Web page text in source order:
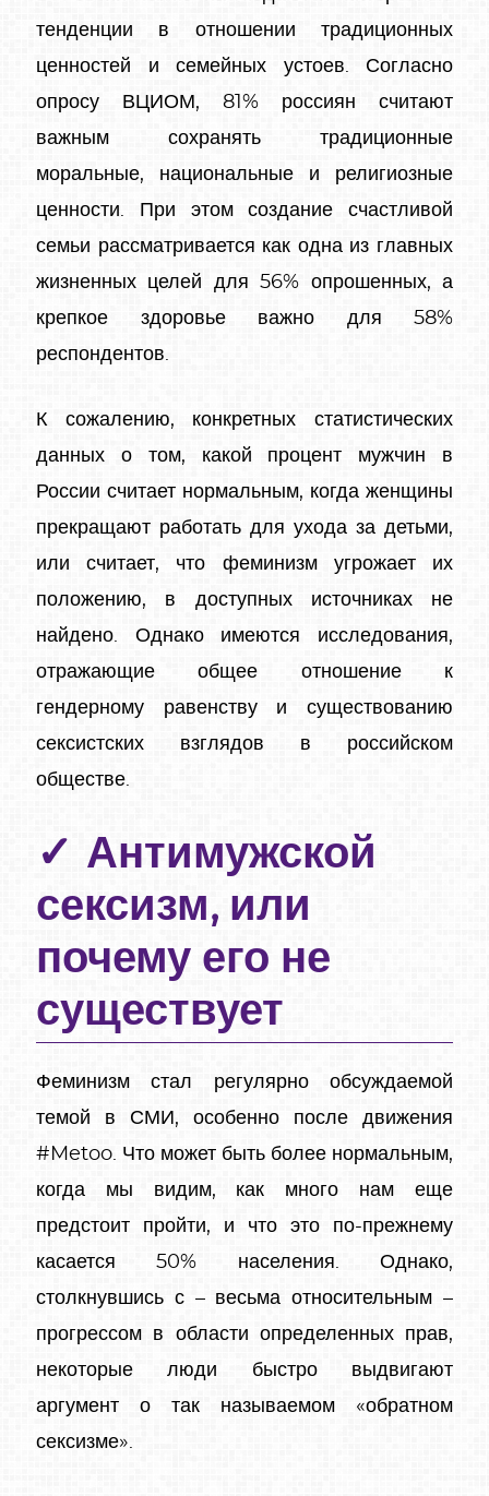
тенденции в отношении традиционных
ценностей и семейных устоев. Согласно
опросу ВЦИОМ, 81% россиян считают
важным сохранять традиционные
моральные, национальные и религиозные
ценности. При этом создание счастливой
семьи рассматривается как одна из главных
жизненных целей для 56% опрошенных, а
крепкое здоровье важно для 58%
респондентов.
К сожалению, конкретных статистических
данных о том, какой процент мужчин в
России считает нормальным, когда женщины
прекращают работать для ухода за детьми,
или считает, что феминизм угрожает их
положению, в доступных источниках не
найдено. Однако имеются исследования,
отражающие общее отношение к
гендерному равенству и существованию
сексистских взглядов в российском
обществе.
Антимужской
сексизм, или
почему его не
существует
Феминизм стал регулярно обсуждаемой
темой в СМИ, особенно после движения
#Metoo. Что может быть более нормальным,
когда мы видим, как много нам еще
предстоит пройти, и что это по-прежнему
касается 50% населения. Однако,
столкнувшись с – весьма относительным –
прогрессом в области определенных прав,
некоторые люди быстро выдвигают
аргумент о так называемом «обратном
сексизме».